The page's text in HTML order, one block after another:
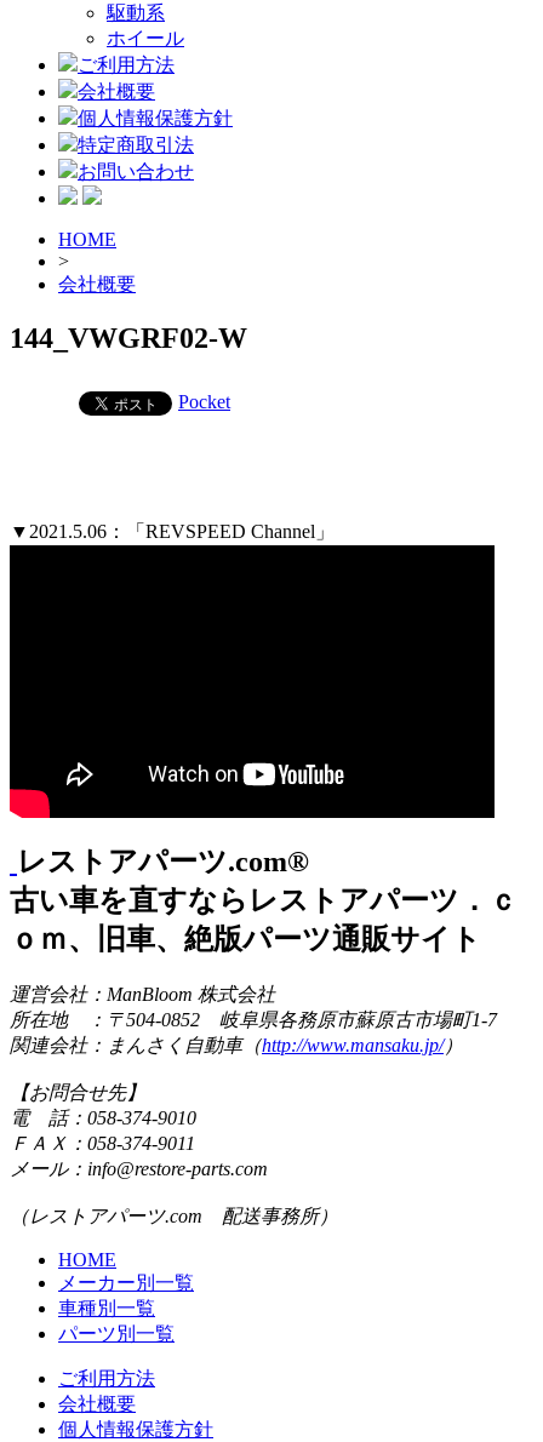
駆動系
ホイール
ご利用方法
会社概要
個人情報保護方針
特定商取引法
お問い合わせ
HOME
>
会社概要
144_VWGRF02-W
Pocket
▼2021.5.06：「REVSPEED Channel」
レストアパーツ.com®
古い車を直すならレストアパーツ．ｃ
ｏｍ、旧車、絶版パーツ通販サイト
運営会社：ManBloom 株式会社
所在地 ：〒504-0852 岐阜県各務原市蘇原古市場町1-7
関連会社：まんさく自動車（http://www.mansaku.jp/）
【お問合せ先】
電 話：058-374-9010
ＦＡＸ：058-374-9011
メール：info@restore-parts.com
（レストアパーツ.com 配送事務所）
HOME
メーカー別一覧
車種別一覧
パーツ別一覧
ご利用方法
会社概要
個人情報保護方針